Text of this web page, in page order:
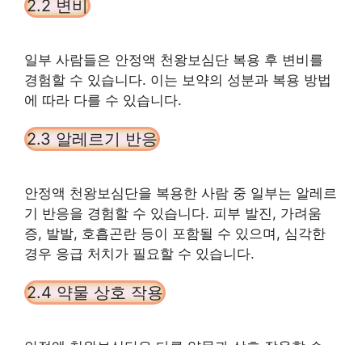
2.2 변비
일부 사람들은 안정액 천왕보심단 복용 후 변비를
경험할 수 있습니다. 이는 보약의 성분과 복용 방법
에 따라 다를 수 있습니다.
2.3 알레르기 반응
안정액 천왕보심단을 복용한 사람 중 일부는 알레르
기 반응을 경험할 수 있습니다. 피부 발진, 가려움
증, 발발, 호흡곤란 등이 포함될 수 있으며, 심각한
경우 응급 처치가 필요할 수 있습니다.
2.4 약물 상호 작용